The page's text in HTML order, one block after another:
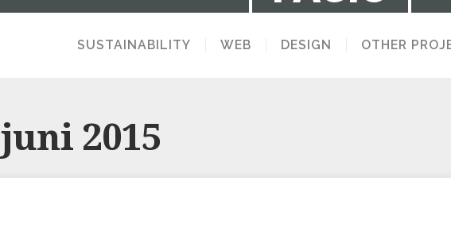
A SELECTION OF STUFF I MAKE AND
SUSTAINABILITY WEB DESIGN OTHER
juni 2015